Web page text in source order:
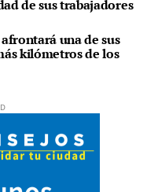
de sus trabajadores
una de sus
kilómetros de los